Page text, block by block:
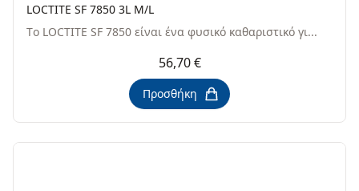
LOCTITE SF 7850 3L M/L
Tο LOCTITE SF 7850 είναι ένα φυσικό καθαριστικό γι...
56,70 €
Προσθήκη